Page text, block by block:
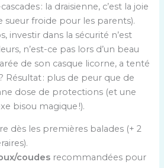
: la draisienne, c’est la joie
sueur froide pour les parents).
investir dans la sécurité n’est
n’est-ce pas lors d’un beau
de son casque licorne, a tenté
Résultat : plus de peur que de
dose de protections (et une
bisou magique !).
dès les premières balades (+ 2
coudes recommandées pour